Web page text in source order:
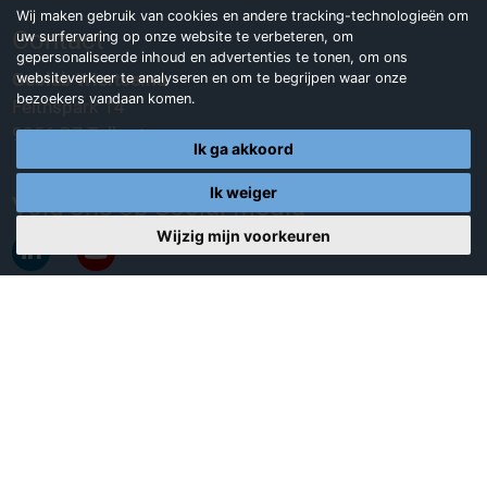
Contact
Geolab Wiertsema
Feithspark 14
9356 BZ Tolbert
Volg ons op Social Media
Wij maken gebruik van cookies en andere tracking-technologieën om
uw surfervaring op onze website te verbeteren, om
gepersonaliseerde inhoud en advertenties te tonen, om ons
websiteverkeer te analyseren en om te begrijpen waar onze
bezoekers vandaan komen.
Ik ga akkoord
Ik weiger
Wijzig mijn voorkeuren